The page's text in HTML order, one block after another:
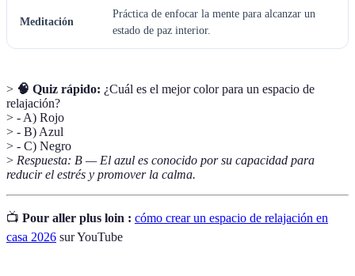
Meditación
Práctica de enfocar la mente para alcanzar un
estado de paz interior.
> 🧠 Quiz rápido: ¿Cuál es el mejor color para un espacio de
relajación?
> - A) Rojo
> - B) Azul
> - C) Negro
> Respuesta: B — El azul es conocido por su capacidad para
reducir el estrés y promover la calma.
📺 Pour aller plus loin : cómo crear un espacio de relajación en
casa 2026 sur YouTube